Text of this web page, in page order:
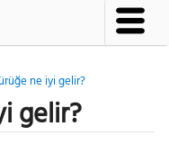
ne iyi gelir?
gelir?